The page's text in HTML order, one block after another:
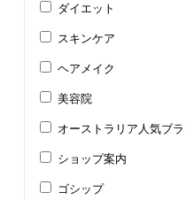
ダイエット
スキンケア
ヘアメイク
美容院
オーストラリア人気ブ
ショップ案内
ゴシップ